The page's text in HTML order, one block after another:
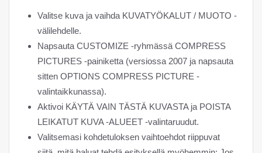
Valitse kuva ja vaihda KUVATYÖKALUT / MUOTO -
välilehdelle.
Napsauta CUSTOMIZE -ryhmässä COMPRESS
PICTURES -painiketta (versiossa 2007 ja napsauta
sitten OPTIONS COMPRESS PICTURE -
valintaikkunassa).
Aktivoi KÄYTÄ VAIN TÄSTÄ KUVASTA ja POISTA
LEIKATUT KUVA -ALUEET -valintaruudut.
Valitsemasi kohdetuloksen vaihtoehdot riippuvat